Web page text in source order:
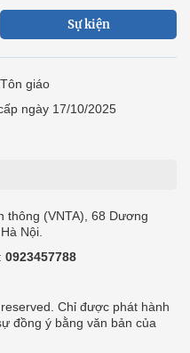
Sự kiện
giáo
ngày 17/10/2025
thông (VNTA), 68 Dương
Nội.
0923457788
Chỉ được phát hành
đồng ý bằng văn bản của